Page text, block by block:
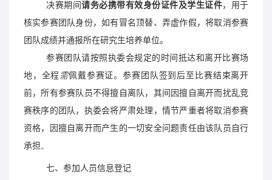
立即注册 >
申请创建 >
决赛期间请务必携带有效身份证件及学生证件，用于
核实参赛团队身份，如有冒名顶替、弄虚作假，将取消参赛
团队成绩并通报所在研究生培养单位。
参赛团队请按照执委会规定的时间抵达和离开比赛场
地，全程 需佩戴参赛证。参赛团队签到后至比赛结束离开
前，所有参赛队员不得擅自离队，其间因擅自离开而扰乱竞
赛秩序的团队，执委会将严肃处理，情节严重者将取消参赛
资格，因擅自离开而产生的一切安全问题责任由该队员自行
承担。
七、参加人员信息登记